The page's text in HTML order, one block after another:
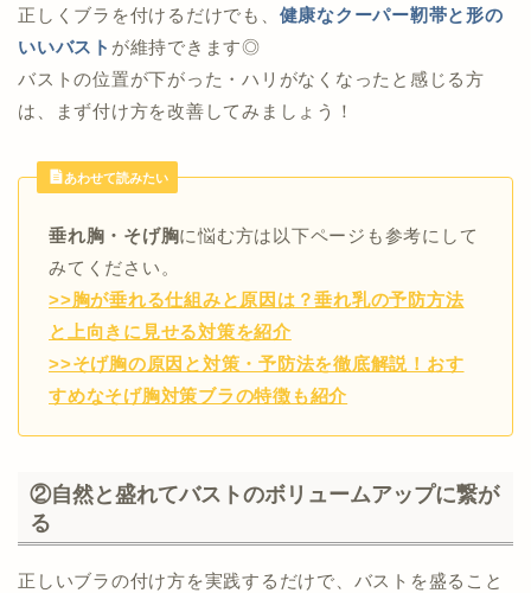
正しくブラを付けるだけでも、 健康なクーパー靭帯と形の
いいバスト が維持できます◎
バストの位置が下がった・ハリがなくなったと感じる方
は、まず付け方を改善してみましょう！
あわせて読みたい
垂れ胸・そげ胸に悩む方は以下ページも参考にして
みてください。
>>胸が垂れる仕組みと原因は？垂れ乳の予防方法
と上向きに見せる対策を紹介
>>そげ胸の原因と対策・予防法を徹底解説！おす
すめなそげ胸対策ブラの特徴も紹介
②自然と盛れてバストのボリュームアップに繋が
る
正しいブラの付け方を実践するだけで、バストを盛ること